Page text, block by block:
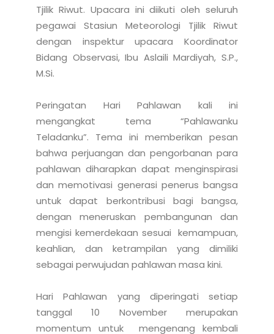
Tjilik Riwut. Upacara ini diikuti oleh seluruh
pegawai Stasiun Meteorologi Tjilik Riwut
dengan inspektur upacara Koordinator
Bidang Observasi, Ibu Aslaili Mardiyah, S.P.,
M.Si.
Peringatan Hari Pahlawan kali ini
mengangkat tema “Pahlawanku
Teladanku”. Tema ini memberikan pesan
bahwa perjuangan dan pengorbanan para
pahlawan diharapkan dapat menginspirasi
dan memotivasi generasi penerus bangsa
untuk dapat berkontribusi bagi bangsa,
dengan meneruskan pembangunan dan
mengisi kemerdekaan sesuai  kemampuan,
keahlian, dan ketrampilan yang dimiliki
sebagai perwujudan pahlawan masa kini.
Hari Pahlawan yang diperingati setiap
tanggal 10 November merupakan
momentum untuk  mengenang kembali